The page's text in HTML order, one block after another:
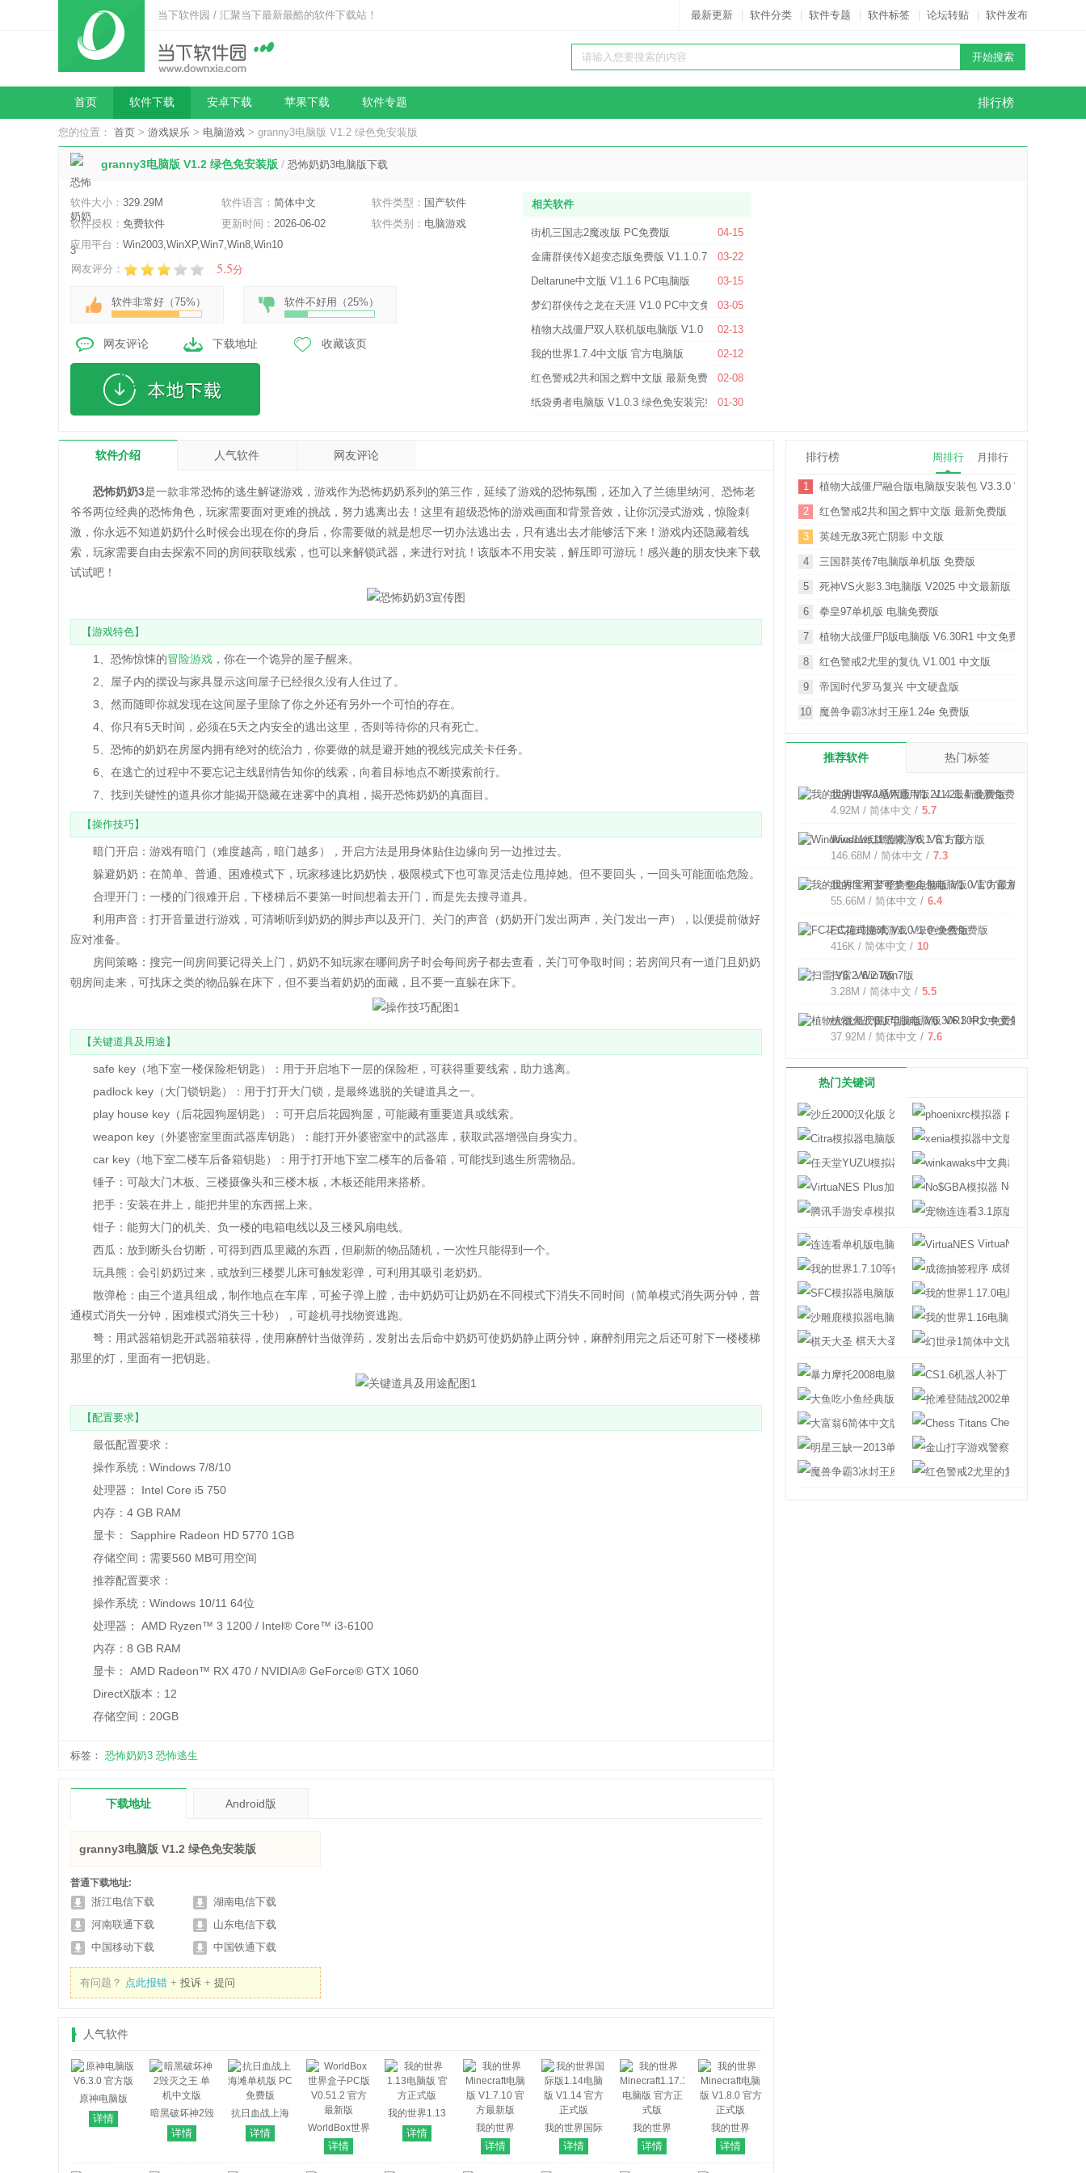
当下软件园 / 汇聚当下最新最酷的软件下载站！ 最新更新 软件分类 软件专题 软件标签 论坛转贴 软件发布
排行榜
首页 软件下载 安卓下载 苹果下载 软件专题
您的位置： 首页 > 游戏娱乐 > 电脑游戏 > granny3电脑版 V1.2 绿色免安装版
granny3电脑版 V1.2 绿色免安装版 / 恐怖奶奶3电脑版下载
软件大小： 329.29M 软件语言： 简体中文 软件类型： 国产软件
软件授权： 免费软件 更新时间： 2026-06-02 软件类别： 电脑游戏
应用平台： Win2003,WinXP,Win7,Win8,Win10
网友评分：
5.5分
软件非常好（75% ） 软件不好用（25% ）
网友评论 下载地址 收藏该页
相关软件
04-15
街机三国志2魔改版 PC免费版
03-22
金庸群侠传X超变态版免费版 V1.1.0.7 PC版
03-15
Deltarune中文版 V1.1.6 PC电脑版
03-05
梦幻群侠传之龙在天涯 V1.0 PC中文免费版
02-13
植物大战僵尸双人联机版电脑版 V1.0 PS3版
02-12
我的世界1.7.4中文版 官方电脑版
02-08
红色警戒2共和国之辉中文版 最新免费版
01-30
纸袋勇者电脑版 V1.0.3 绿色免安装完整版
软件介绍 人气软件 网友评论
恐怖奶奶3是一款非常恐怖的逃生解谜游戏，游戏作为恐怖奶奶系列的第三作，延续了游戏的恐怖氛围，还加入了兰德里纳河、恐怖老
爷爷两位经典的恐怖角色，玩家需要面对更难的挑战，努力逃离出去！这里有超级恐怖的游戏画面和背景音效，让你沉浸式游戏，惊险刺
激，你永远不知道奶奶什么时候会出现在你的身后，你需要做的就是想尽一切办法逃出去，只有逃出去才能够活下来！游戏内还隐藏着线
索，玩家需要自由去探索不同的房间获取线索，也可以来解锁武器，来进行对抗！该版本不用安装，解压即可游玩！感兴趣的朋友快来下载
试试吧！
【游戏特色】
1、恐怖惊悚的冒险游戏 ，你在一个诡异的屋子醒来。
2、屋子内的摆设与家具显示这间屋子已经很久没有人住过了。
3、然而随即你就发现在这间屋子里除了你之外还有另外一个可怕的存在。
4、你只有5天时间，必须在5天之内安全的逃出这里，否则等待你的只有死亡。
5、恐怖的奶奶在房屋内拥有绝对的统治力，你要做的就是避开她的视线完成关卡任务。
6、在逃亡的过程中不要忘记主线剧情告知你的线索，向着目标地点不断摸索前行。
7、找到关键性的道具你才能揭开隐藏在迷雾中的真相，揭开恐怖奶奶的真面目。
【操作技巧】
暗门开启：游戏有暗门（难度越高，暗门越多），开启方法是用身体贴住边缘向另一边推过去。
躲避奶奶：在简单、普通、困难模式下，玩家移速比奶奶快，极限模式下也可靠灵活走位甩掉她。但不要回头，一回头可能面临危险。
合理开门：一楼的门很难开启，下楼梯后不要第一时间想着去开门，而是先去搜寻道具。
利用声音：打开音量进行游戏，可清晰听到奶奶的脚步声以及开门、关门的声音（奶奶开门发出两声，关门发出一声），以便提前做好
应对准备。
房间策略：搜完一间房间要记得关上门，奶奶不知玩家在哪间房子时会每间房子都去查看，关门可争取时间；若房间只有一道门且奶奶
朝房间走来，可找床之类的物品躲在床下，但不要当着奶奶的面藏，且不要一直躲在床下。
【关键道具及用途】
safe key（地下室一楼保险柜钥匙）：用于开启地下一层的保险柜，可获得重要线索，助力逃离。
padlock key（大门锁钥匙）：用于打开大门锁，是最终逃脱的关键道具之一。
play house key（后花园狗屋钥匙）：可开启后花园狗屋，可能藏有重要道具或线索。
weapon key（外婆密室里面武器库钥匙）：能打开外婆密室中的武器库，获取武器增强自身实力。
car key（地下室二楼车后备箱钥匙）：用于打开地下室二楼车的后备箱，可能找到逃生所需物品。
锤子：可敲大门木板、三楼摄像头和三楼木板，木板还能用来搭桥。
把手：安装在井上，能把井里的东西摇上来。
钳子：能剪大门的机关、负一楼的电箱电线以及三楼风扇电线。
西瓜：放到断头台切断，可得到西瓜里藏的东西，但刷新的物品随机，一次性只能得到一个。
玩具熊：会引奶奶过来，或放到三楼婴儿床可触发彩弹，可利用其吸引老奶奶。
散弹枪：由三个道具组成，制作地点在车库，可捡子弹上膛，击中奶奶可让奶奶在不同模式下消失不同时间（简单模式消失两分钟，普
通模式消失一分钟，困难模式消失三十秒），可趁机寻找物资逃跑。
弩：用武器箱钥匙开武器箱获得，使用麻醉针当做弹药，发射出去后命中奶奶可使奶奶静止两分钟，麻醉剂用完之后还可射下一楼楼梯
那里的灯，里面有一把钥匙。
【配置要求】
最低配置要求‌：
操作系统：Windows 7/8/10
处理器： Intel Core i5 750
内存：4 GB RAM
显卡： Sapphire Radeon HD 5770 1GB
存储空间：需要560 MB可用空间‌
‌推荐配置要求‌：
操作系统：Windows 10/11 64位
处理器： AMD Ryzen™ 3 1200 / Intel® Core™ i3-6100
内存：8 GB RAM
显卡： AMD Radeon™ RX 470 / NVIDIA® GeForce® GTX 1060
DirectX版本：12
存储空间：20GB‌
标签： 恐怖奶奶3 恐怖逃生
下载地址 Android版
granny3电脑版 V1.2 绿色免安装版
普通下载地址:
浙江电信下载
湖南电信下载
河南联通下载
山东电信下载
中国移动下载
中国铁通下载
有问题？ 点此报错 + 投诉 + 提问
人气软件
原神电脑版
V6.3.0 官方版
详情
暗黑破坏神2毁
灭之王 单机中
文版
详情
抗日血战上海
滩单机版 PC免
费版
详情
WorldBox世界
盒子PC版
V0.51.2 官方
详情
我的世界1.13
电脑版 官方正
式版
详情
我的世界
Minecraft电脑
版 V1.7.10 官
详情
我的世界国际
版1.14电脑版
V1.14 官方正
详情
我的世界
Minecraft1.17.1
电脑版 官方正
详情
我的世界
Minecraft电脑
版 V1.8.0 官方
详情
排行榜 周排行 月排行
1 植物大战僵尸融合版电脑版安装包 V3.3.0 官方正版
2 红色警戒2共和国之辉中文版 最新免费版
3 英雄无敌3死亡阴影 中文版
4 三国群英传7电脑版单机版 免费版
5 死神VS火影3.3电脑版 V2025 中文最新版
6 拳皇97单机版 电脑免费版
7 植物大战僵尸β版电脑版 V6.30R1 中文免费版
8 红色警戒2尤里的复仇 V1.001 中文版
9 帝国时代罗马复兴 中文硬盘版
10 魔兽争霸3冰封王座1.24e 免费版
推荐软件 热门标签
我的世界JAVA通用版 V1.21.4 最新免费版
4.92M / 简体中文 / 5.7
Windows11纸牌游戏 V6.1 官方版
146.68M / 简体中文 / 7.3
我的世界宝可梦整合包电脑版 V1.0 官方最新版
55.66M / 简体中文 / 6.4
FC花式撞球游戏 V1.0 绿色免费版
416K / 简体中文 / 10
扫雷 V6.2 Win7版
3.28M / 简体中文 / 5.5
植物大战僵尸β版电脑版 V6.30R1 中文免费版
37.92M / 简体中文 / 7.6
热门关键词
沙丘2000汉化版
phoenixrc模拟器
Citra模拟器电脑版中文版
任天堂YUZU模拟器
VirtuaNES Plus加强版 No$GBA模拟器
腾讯手游安卓模拟器
连连看单机版电脑版VirtuaNES
我的世界1.7.10等价交换模组
成德抽签程序
SFC模拟器电脑版
沙雕鹿模拟器电脑版
棋天大圣
暴力摩托2008电脑版
大鱼吃小鱼经典版
大富翁6简体中文版 Chess Titans
明星三缺一2013单机版
魔兽争霸3冰封王座1.24e